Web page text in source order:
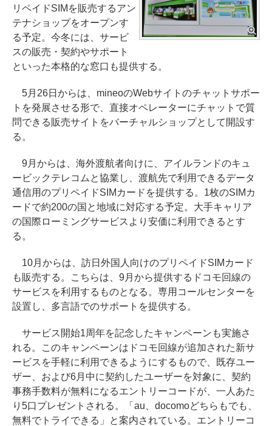
リペイドSIMを販売するアン
テナショップをオープンす
る予定。今冬には、サービ
スの販売・契約やサポート
といった本格的な窓口も提供する。
5月26日からは、mineoのWebサイトのチャットサポー
トを発展させる形で、直接オペレーターにチャットで質
問できる販売サイトをバーチャルショップとして開設す
る。
9月からは、海外渡航者向けに、アイルランドのキュ
ービックテレコムと協業し、渡航先で利用できるデータ
通信用のプリペイドSIMカードを提供する。1枚のSIMカ
ードで約200の国と地域に対応する予定。大手キャリア
の国際ローミングサービスより安価に利用できるとす
る。
10月からは、訪日外国人向けのプリペイドSIMカード
も販売する。こちらは、9月から提供するドコモ回線の
サービスを利用するものとなる。専用コールセンターを
設置し、多言語でのサポートを提供する。
サービス開始1周年を記念したキャンペーンも実施さ
れる。このキャンペーンはドコモ回線が追加された新サ
ービスを手軽に利用できるようにするもので、既存ユー
ザー、および6月中に契約したユーザーを対象に、契約
事務手数料が無料になるエントリーコードが、一人あた
り5口プレゼントされる。「au、docomoどちらもでも、
無料でトライできる」と案内されている。エントリーコ